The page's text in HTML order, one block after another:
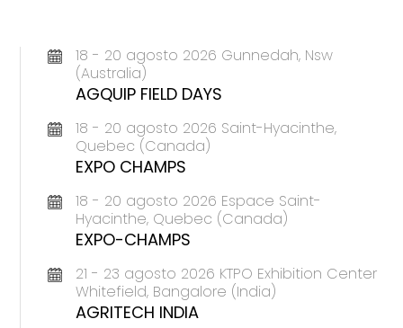
18 - 20 agosto 2026 Gunnedah, Nsw
(Australia)
AGQUIP FIELD DAYS
18 - 20 agosto 2026 Saint-Hyacinthe,
Quebec (Canada)
EXPO CHAMPS
18 - 20 agosto 2026 Espace Saint-
Hyacinthe, Quebec (Canada)
EXPO-CHAMPS
21 - 23 agosto 2026 KTPO Exhibition Center
Whitefield, Bangalore (India)
AGRITECH INDIA